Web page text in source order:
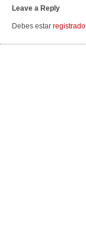
Leave a Reply
Debes estar registrado